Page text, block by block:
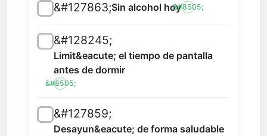
&#127863;Sin alcohol hoy&#8505;
&#128245;
Limit&eacute; el tiempo de pantalla
antes de dormir
&#8505;
&#127859;
Desayun&eacute; de forma saludable